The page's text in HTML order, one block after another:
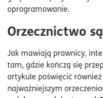
oprogramowanie.
Orzecznictwo
Jak mawiają prawnicy,
tam, gdzie kończą się
artykule poświęcić
najważniejszym